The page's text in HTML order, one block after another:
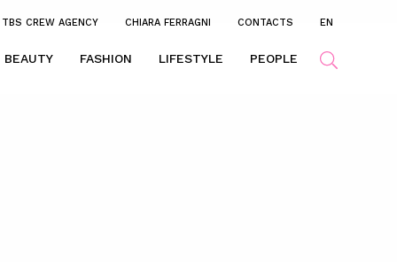
TBS CREW AGENCY CHIARA FERRAGNI CONTACTS EN
BEAUTY FASHION LIFESTYLE PEOPLE